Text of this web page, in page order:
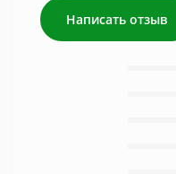
Написать отзыв